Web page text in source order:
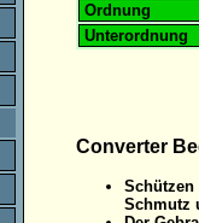
Ordnung
Unterordnung
Converter
Schmutz